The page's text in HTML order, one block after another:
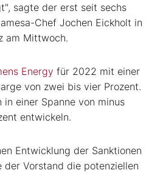
sagte der erst seit sechs
Chef Jochen Eickholt in
am Mittwoch.
Energy für 2022 mit einer
von zwei bis vier Prozent.
einer Spanne von minus
entwickeln.
Entwicklung der Sanktionen
der Vorstand die potenziellen